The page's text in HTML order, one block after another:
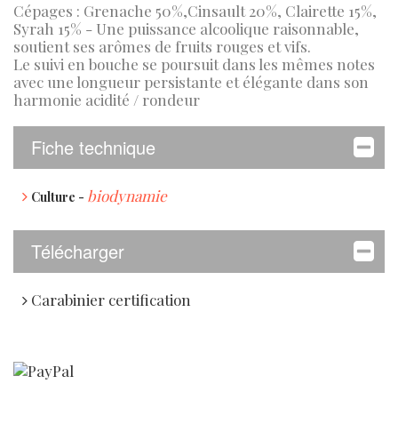
Cépages : Grenache 50%,Cinsault 20%, Clairette 15%,
Syrah 15% - Une puissance alcoolique raisonnable,
soutient ses arômes de fruits rouges et vifs.
Le suivi en bouche se poursuit dans les mêmes notes
avec une longueur persistante et élégante dans son
harmonie acidité / rondeur
Fiche technique
Culture - biodynamie
Télécharger
Carabinier certification